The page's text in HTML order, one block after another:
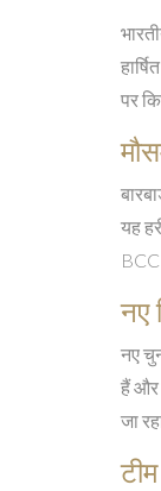
पर
यह
नए
नए
हैं और
जा